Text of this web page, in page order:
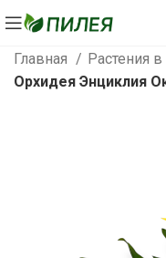
Главная
Растения
Орхидея Энциклия